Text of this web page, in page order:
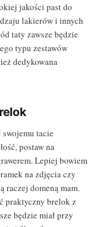
jakości past do
lakierów i innych
taty zawsze będzie
typu zestawów
dedykowana
tacie
postaw na
Lepiej bowiem
na zdjęcia czy
raczej domeną mam.
praktyczny brelok z
będzie miał przy